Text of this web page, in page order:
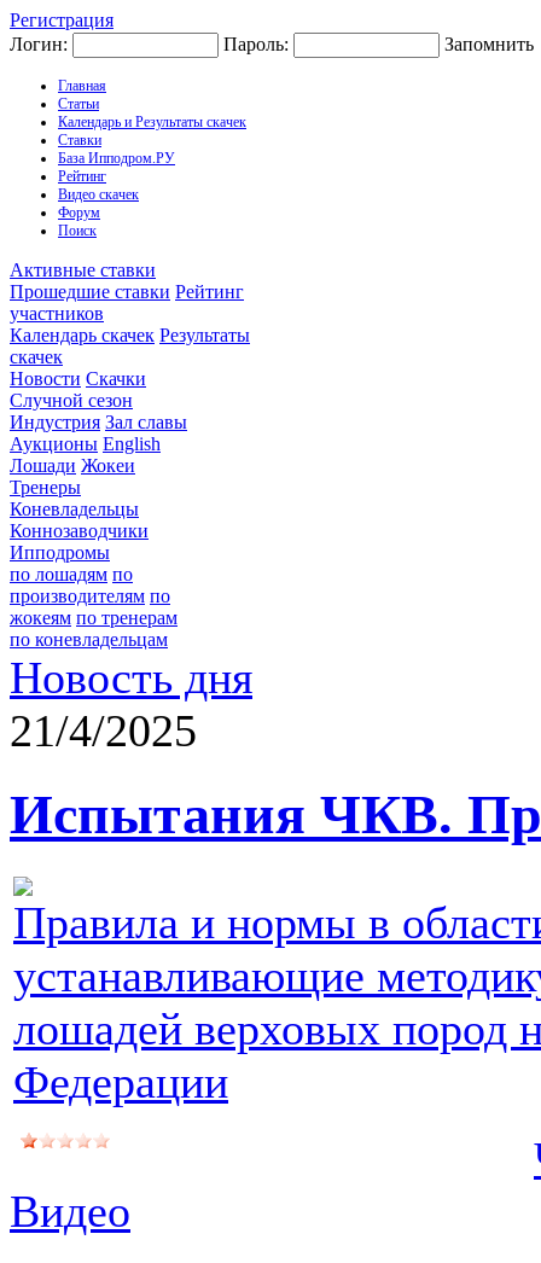
Регистрация
Логин:
Пароль: Запомнить
Главная
Статьи
Календарь и Результаты скачек
Ставки
База Ипподром.РУ
Рейтинг
Видео скачек
Форум
Поиск
Активные ставки
Прошедшие ставки Рейтинг
участников
Календарь скачек Результаты
скачек
Новости Скачки
Случной сезон
Индустрия Зал славы
Аукционы English
Лошади Жокеи
Тренеры
Коневладельцы
Коннозаводчики
Ипподромы
по лошадям по
производителям по
жокеям по тренерам
по коневладельцам
Новость дня
21/4/2025
Испытания ЧКВ.
Правила и нормы в
устанавливающие
лошадей верховых пород
Федерации
Видео